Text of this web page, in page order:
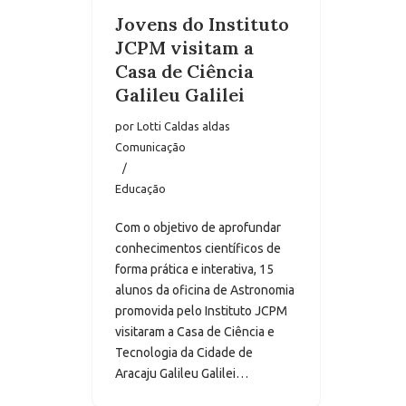
Jovens do Instituto
JCPM visitam a
Casa de Ciência
Galileu Galilei
por Lotti Caldas aldas
Comunicação
Educação
Com o objetivo de aprofundar
conhecimentos científicos de
forma prática e interativa, 15
alunos da oficina de Astronomia
promovida pelo Instituto JCPM
visitaram a Casa de Ciência e
Tecnologia da Cidade de
Aracaju Galileu Galilei…